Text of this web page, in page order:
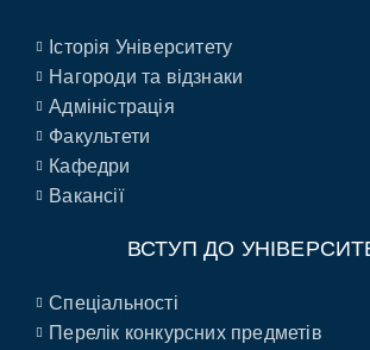
Історія Університету
Нагороди та відзнаки
Адміністрація
Факультети
Кафедри
Вакансії
ВСТУП ДО
Спеціальності
Перелік конкурсних предметів